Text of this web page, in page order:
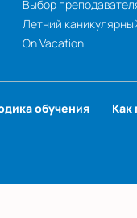
Выбор
Летний
On Vacation
обучения Как